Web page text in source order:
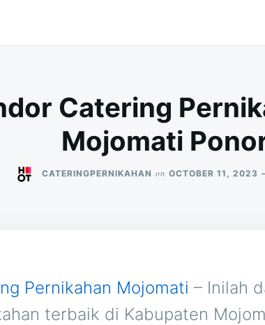
Catering
Mojomati
CATERINGPERNIKAHAN on OCTOBER 11, 2023
Pernikahan Mojomati – Inilah
terbaik di Kabupaten